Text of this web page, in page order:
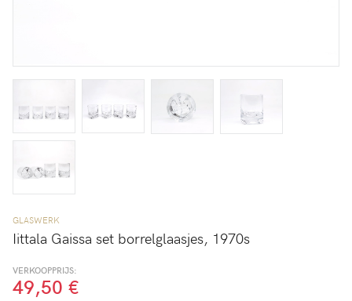
GLASWERK
Iittala Gaissa set borrelglaasjes, 1970s
VERKOOPPRIJS:
49,50 €